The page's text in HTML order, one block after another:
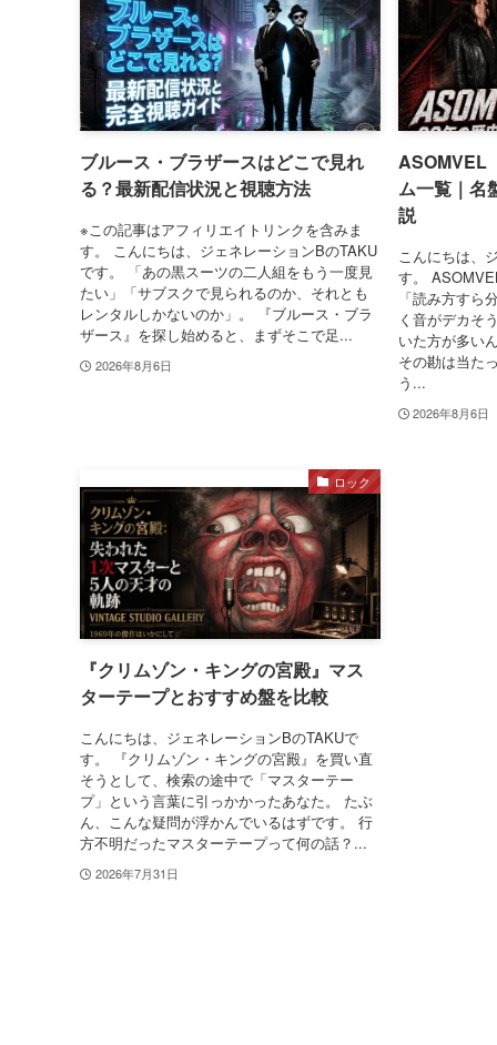
ブルース・ブラザースはどこで見れ
る？最新配信状況と視聴方法
※この記事はアフィリエイトリンクを含みま
す。 こんにちは、ジェネレーションBのTAKU
です。 「あの黒スーツの二人組をもう一度見
たい」「サブスクで見られるのか、それとも
レンタルしかないのか」。 『ブルース・ブラ
ザース』を探し始めると、まずそこで足...
2026年8月6日
ASOMVEL
ム一覧｜名
説
こんにちは、
す。
「読み方すら
く音がデカそ
いた方が多い
その勘は当た
う...
2026年8月6日
ロック
『クリムゾン・キングの宮殿』マス
ターテープとおすすめ盤を比較
こんにちは、ジェネレーションBのTAKUで
す。 『クリムゾン・キングの宮殿』を買い直
そうとして、検索の途中で「マスターテー
プ」という言葉に引っかかったあなた。 たぶ
ん、こんな疑問が浮かんでいるはずです。 行
方不明だったマスターテープって何の話？...
2026年7月31日